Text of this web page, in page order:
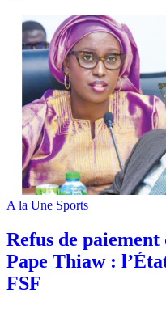
A la Une Sports
Refus de paiement
Pape Thiaw :
FSF